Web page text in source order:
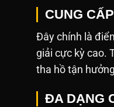
CUNG
Đây chính là
giải cực kỳ cao.
tha hồ tận
ĐA DẠNG